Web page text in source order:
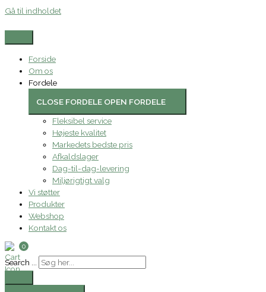
Gå til indholdet
Forside
Om os
Fordele
CLOSE FORDELE OPEN FORDELE
Fleksibel service
Højeste kvalitet
Markedets bedste pris
Afkaldslager
Dag-til-dag-levering
Miljørigtigt valg
Vi støtter
Produkter
Webshop
Kontakt os
0
Search ...